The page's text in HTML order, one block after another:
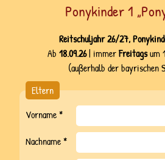
Unser Konzept
Ponyreiten
Reitschule
Events
Gutscheine
Ponykinder 1
Reitschuljahr 26/27,
Ab 18.09.26| immerFreitagsum
(außerhalb der bayrischen
Eltern
Vorname *
Nachname *